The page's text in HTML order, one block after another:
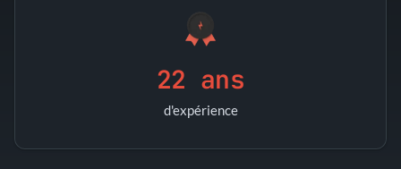
22 ans
d'expérience